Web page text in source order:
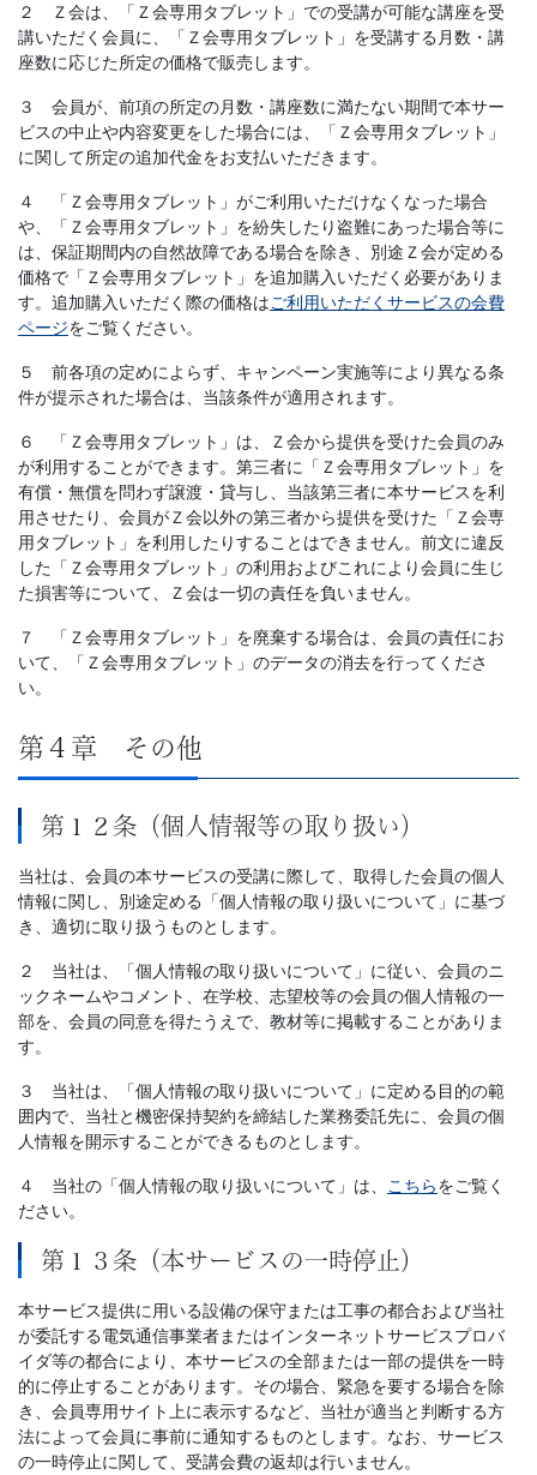
２ Ｚ会は、「Ｚ会専用タブレット」での受講が可能な講座を受
講いただく会員に、「Ｚ会専用タブレット」を受講する月数・講
座数に応じた所定の価格で販売します。
３ 会員が、前項の所定の月数・講座数に満たない期間で本サー
ビスの中止や内容変更をした場合には、「Ｚ会専用タブレット」
に関して所定の追加代金をお支払いただきます。
４ 「Ｚ会専用タブレット」がご利用いただけなくなった場合
や、「Ｚ会専用タブレット」を紛失したり盗難にあった場合等に
は、保証期間内の自然故障である場合を除き、別途Ｚ会が定める
価格で「Ｚ会専用タブレット」を追加購入いただく必要がありま
す。追加購入いただく際の価格はご利用いただくサービスの会費
ページをご覧ください。
５ 前各項の定めによらず、キャンペーン実施等により異なる条
件が提示された場合は、当該条件が適用されます。
６ 「Ｚ会専用タブレット」は、Ｚ会から提供を受けた会員のみ
が利用することができます。第三者に「Ｚ会専用タブレット」を
有償・無償を問わず譲渡・貸与し、当該第三者に本サービスを利
用させたり、会員がＺ会以外の第三者から提供を受けた「Ｚ会専
用タブレット」を利用したりすることはできません。前文に違反
した「Ｚ会専用タブレット」の利用およびこれにより会員に生じ
た損害等について、Ｚ会は一切の責任を負いません。
７ 「Ｚ会専用タブレット」を廃棄する場合は、会員の責任にお
いて、「Ｚ会専用タブレット」のデータの消去を行ってくださ
い。
第４章 その他
第１２条（個人情報等の取り扱い）
当社は、会員の本サービスの受講に際して、取得した会員の個人
情報に関し、別途定める「個人情報の取り扱いについて」に基づ
き、適切に取り扱うものとします。
２ 当社は、「個人情報の取り扱いについて」に従い、会員のニ
ックネームやコメント、在学校、志望校等の会員の個人情報の一
部を、会員の同意を得たうえで、教材等に掲載することがありま
す。
３ 当社は、「個人情報の取り扱いについて」に定める目的の範
囲内で、当社と機密保持契約を締結した業務委託先に、会員の個
人情報を開示することができるものとします。
４ 当社の「個人情報の取り扱いについて」は、 こちらをご覧く
ださい。
第１３条（本サービスの一時停止）
本サービス提供に用いる設備の保守または工事の都合および当社
が委託する電気通信事業者またはインターネットサービスプロバ
イダ等の都合により、本サービスの全部または一部の提供を一時
的に停止することがあります。その場合、緊急を要する場合を除
き、会員専用サイト上に表示するなど、当社が適当と判断する方
法によって会員に事前に通知するものとします。なお、サービス
の一時停止に関して、受講会費の返却は行いません。